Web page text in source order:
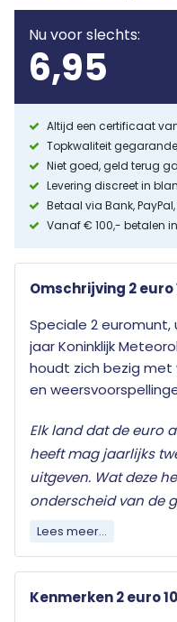
Nu voor slechts:
6,95
Altijd een certificaat
Topkwaliteit
Niet goed, geld terug
Levering discreet in
Betaal via Bank, PayPal,
Vanaf € 100,- betalen
Omschrijving 2 euro
Speciale 2
jaar Koninklijk
houdt zich bezig met
en
Elk land dat de euro
heeft mag jaarlijks
uitgeven. Wat deze
onderscheid van de
het
herdenkingsmunt
hele eurogebied
Lees meer...
Kenmerken 2 euro